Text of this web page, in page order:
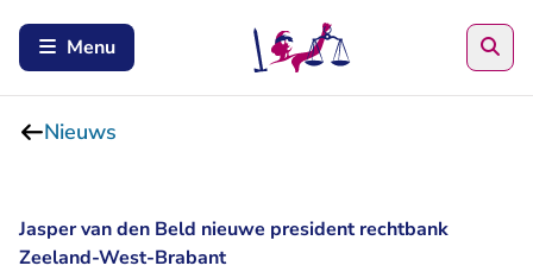
Menu
Nieuws
Jasper van den Beld nieuwe president rechtbank
Zeeland-West-Brabant